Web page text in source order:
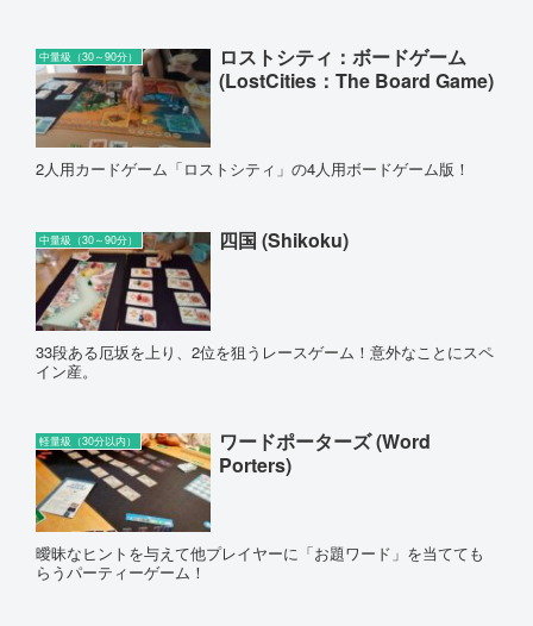
中量級（30～90分）
ロストシティ：ボードゲーム
(LostCities：The Board Game)
2人用カードゲーム「ロストシティ」の4人用ボードゲーム版！
中量級（30～90分） 四国 (Shikoku)
33段ある厄坂を上り、2位を狙うレースゲーム！意外なことにスペ
イン産。
軽量級（30分以内）
ワードポーターズ (Word
Porters)
曖昧なヒントを与えて他プレイヤーに「お題ワード」を当てても
らうパーティーゲーム！